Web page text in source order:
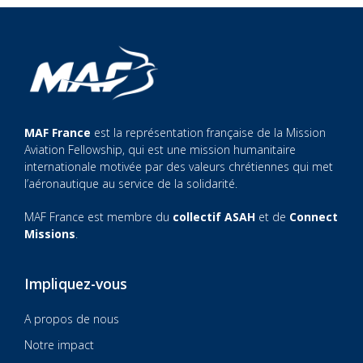
MAF France est la représentation française de la Mission
Aviation Fellowship, qui est une mission humanitaire
internationale motivée par des valeurs chrétiennes qui met
l’aéronautique au service de la solidarité.
MAF France est membre du collectif ASAH et de Connect
Missions.
Impliquez-vous
A propos de nous
Notre impact